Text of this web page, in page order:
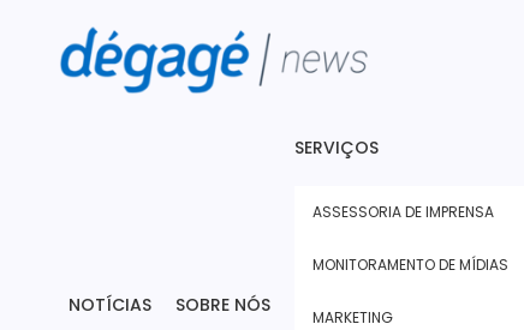
NOTÍCIAS SOBRE NÓS
SERVIÇOS
ASSESSORIA DE IMPRENSA
MONITORAMENTO DE MÍDIAS
MARKETING